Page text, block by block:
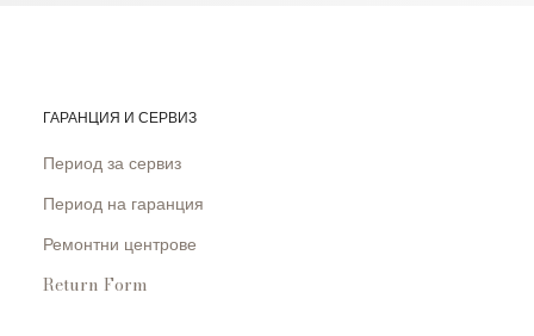
ГАРАНЦИЯ И СЕРВИЗ
Период за сервиз
Период на гаранция
Ремонтни центрове
Return Form